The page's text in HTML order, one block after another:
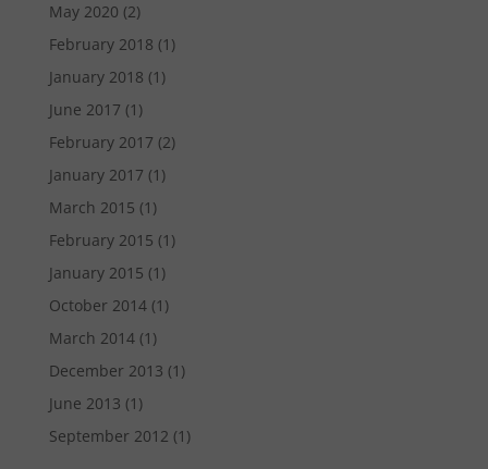
May 2020 (2)
February 2018 (1)
January 2018 (1)
June 2017 (1)
February 2017 (2)
January 2017 (1)
March 2015 (1)
February 2015 (1)
January 2015 (1)
October 2014(1)
March 2014(1)
December 2013 (1)
June 2013 (1)
September 2012 (1)